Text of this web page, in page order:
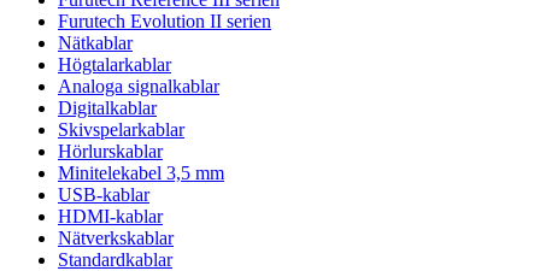
Furutech Evolution II serien
Nätkablar
Högtalarkablar
Analoga signalkablar
Digitalkablar
Skivspelarkablar
Hörlurskablar
Minitelekabel 3,5 mm
USB-kablar
HDMI-kablar
Nätverkskablar
Standardkablar